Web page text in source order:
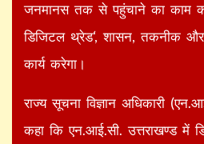
जनमानस तक से पहुंचाने का काम
डिजिटल थ्रेड‘, शासन, तकनीक
कार्य करेगा।
राज्य सूचना विज्ञान अधिकारी
कहा कि एन.आई.सी. उत्तराखण्ड में